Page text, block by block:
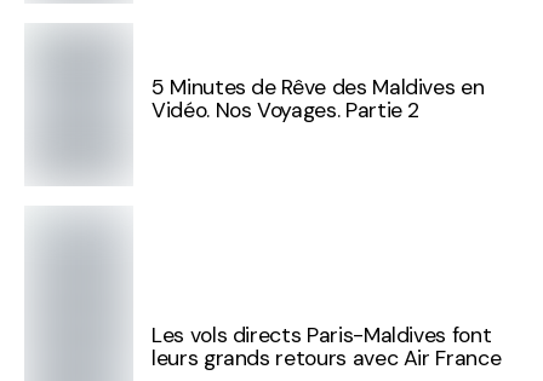
5 Minutes de Rêve des Maldives en
Vidéo. Nos Voyages. Partie 2
Les vols directs Paris-Maldives font
leurs grands retours avec Air France